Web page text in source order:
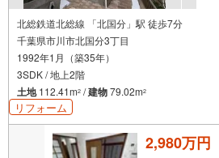
北総鉄道北総線 「北国分」駅 徒歩7分
千葉県市川市北国分3丁目
1992年1月（築35年）
3SDK / 地上2階
土地112.41m2 /建物79.02m2
リフォーム
2,980万円